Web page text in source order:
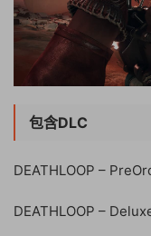
包含DLC
DEATHLOOP –
DEATHLOOP –